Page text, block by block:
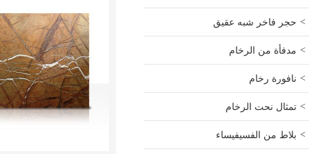
حجر فاخر شبه عقيق
مدفأة من الرخام
نافورة رخام
تمثال نحت الرخام
بلاط من الفسيفيساء